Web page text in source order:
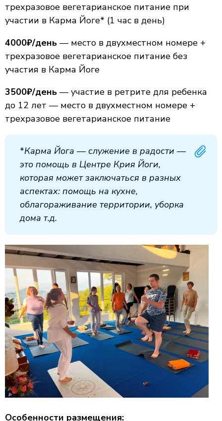
трехразовое вегетарианское питание при
участии в Карма Йоге* (1 час в день)
4000₽/день — место в двухместном номере +
трехразовое вегетарианское питание без
участия в Карма Йоге
3500₽/день — участие в ретрите для ребенка
до 12 лет — место в двухместном номере +
трехразовое вегетарианское питание
*Карма Йога — служение в радости —
это помощь в Центре Крия Йоги,
которая может заключаться в разных
аспектах: помощь на кухне,
облагораживание территории, уборка
дома т.д.
Особенности размещения: